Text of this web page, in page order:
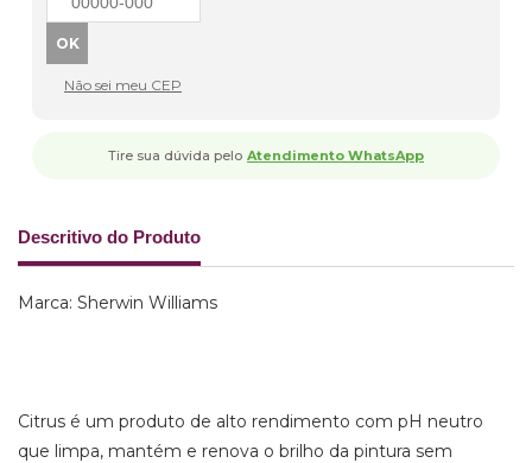
Não sei meu CEP
Tire sua dúvida pelo Atendimento WhatsApp
Descritivo do Produto
Marca: Sherwin Williams
Citrus é um produto de alto rendimento com pH neutro
que limpa, mantém e renova o brilho da pintura sem